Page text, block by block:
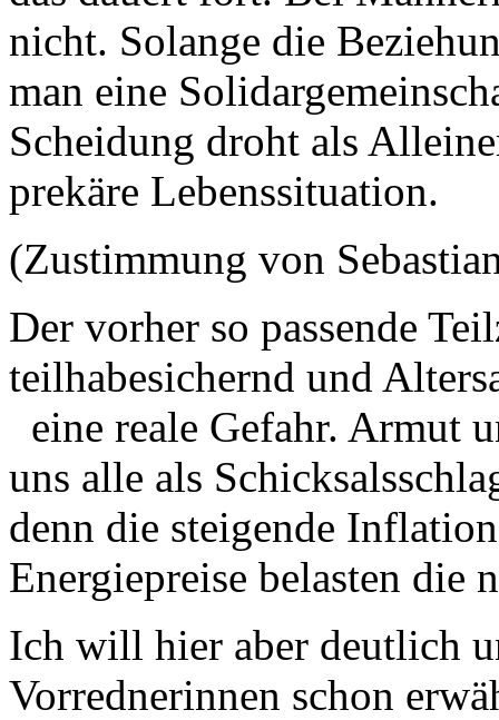
nicht. Solange die
man eine
Scheidung droht als
prekäre Lebenssituation.
(Zustimmung von
Der vorher so passende
teilhabesichernd und
eine reale Gefahr. Armut
uns alle als
denn die steigende
Energiepreise belasten die
Ich will hier aber deutlich
Vorrednerinnen schon